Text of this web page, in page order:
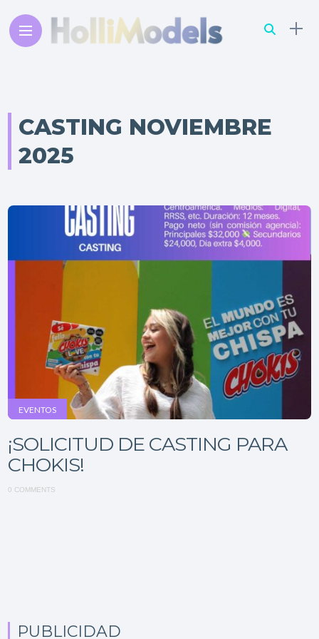
CASTING NOVIEMBRE
2025
EVENTOS
¡SOLICITUD DE CASTING PARA
CHOKIS!
0 COMMENTS
PUBLICIDAD